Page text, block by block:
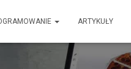
ARTYKUŁY